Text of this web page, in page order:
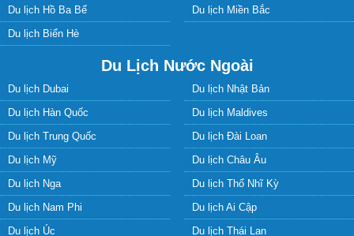
Du Lịch Nước Ngoài
Du lịch Dubai
Du lịch Nhật Bản
Du lịch Hàn Quốc
Du lịch Maldives
Du lịch Trung Quốc
Du lịch Đài Loan
Du lịch Mỹ
Du lịch Châu Âu
Du lịch Nga
Du lịch Thổ Nhĩ Kỳ
Du lịch Nam Phi
Du lịch Ai Cập
Du lịch Úc
Du lịch Thái Lan
Du lịch Hồ Ba Bể
Du lịch Miền Bắc
Du lịch Biển Hè